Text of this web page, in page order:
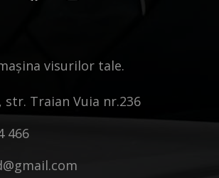
visurilor tale.
str. Traian Vuia nr.236
466